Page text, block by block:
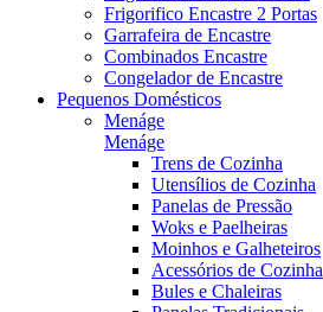
Frigorifico Encastre 2 Portas
Garrafeira de Encastre
Combinados Encastre
Congelador de Encastre
Pequenos Domésticos
Menáge
Menáge
Trens de Cozinha
Utensílios de Cozinha
Panelas de Pressão
Woks e Paelheiras
Moinhos e Galheteiros
Acessórios de Cozinha
Bules e Chaleiras